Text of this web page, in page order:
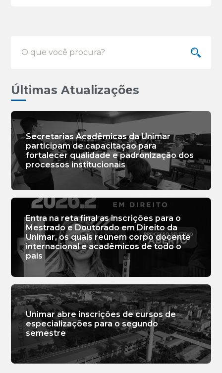
Últimas Atualizações
Secretarias Acadêmicas da Unimar
participam de capacitação para
fortalecer qualidade e padronização dos
processos institucionais
Entra na reta final as inscrições para o
Mestrado e Doutorado em Direito da
Unimar, os quais reúnem corpo docente
internacional e acadêmicos de todo o
país
Unimar abre inscrições de cursos de
especializações para o segundo
semestre